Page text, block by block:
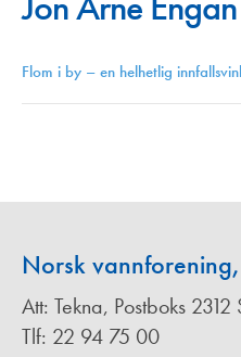
Flom i by – en helhetlig
Norsk
Att: Tekna, Postboks
Tlf: 22 94 75 00